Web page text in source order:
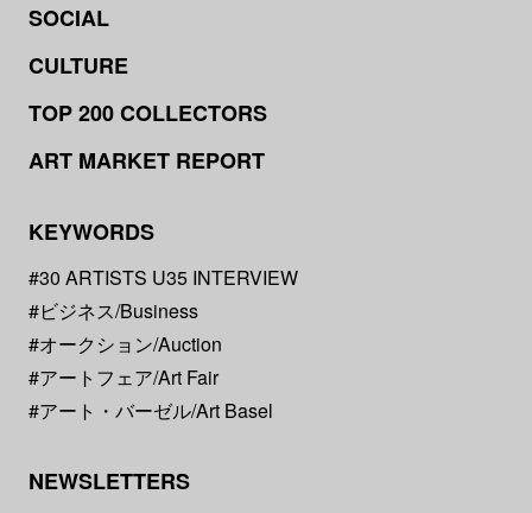
SOCIAL
CULTURE
TOP 200 COLLECTORS
ART MARKET REPORT
KEYWORDS
#30 ARTISTS U35 INTERVIEW
#ビジネス/Business
#オークション/Auction
#アートフェア/Art Fair
#アート・バーゼル/Art Basel
NEWSLETTERS